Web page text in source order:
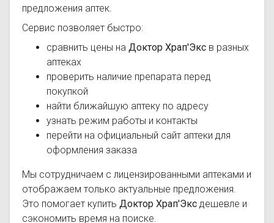
предложения аптек.
Сервис позволяет быстро:
сравнить цены на Доктор Храп'Экс в разных
аптеках
проверить наличие препарата перед
покупкой
найти ближайшую аптеку по адресу
узнать режим работы и контакты
перейти на официальный сайт аптеки для
оформления заказа
Мы сотрудничаем с лицензированными аптеками и
отображаем только актуальные предложения.
Это помогает купить Доктор Храп'Экс дешевле и
сэкономить время на поиске.